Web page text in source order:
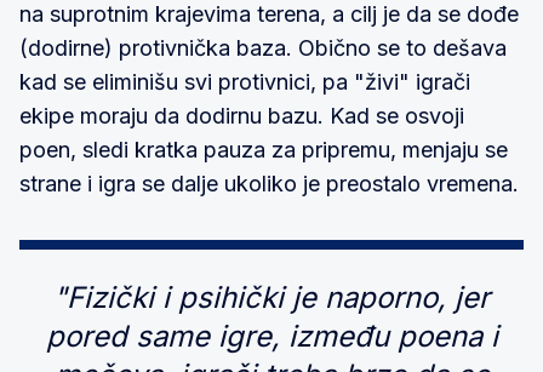
na suprotnim krajevima terena, a cilj je da se dođe
(dodirne) protivnička baza. Obično se to dešava
kad se eliminišu svi protivnici, pa "živi" igrači
ekipe moraju da dodirnu bazu. Kad se osvoji
poen, sledi kratka pauza za pripremu, menjaju se
strane i igra se dalje ukoliko je preostalo vremena.
"Fizički i psihički je naporno, jer
pored same igre, između poena i